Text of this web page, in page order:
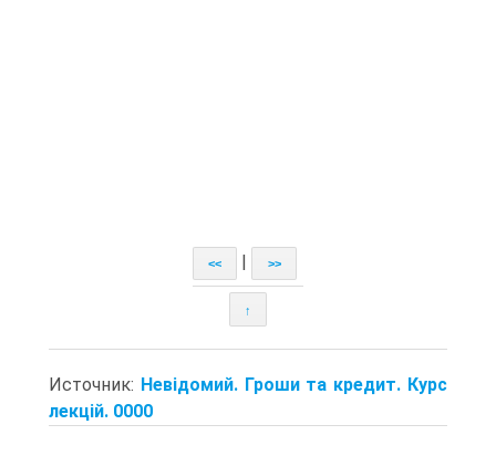
<< >>
↑
Источник: Невідомий. Гроши та кредит. Курс
лекцій. 0000